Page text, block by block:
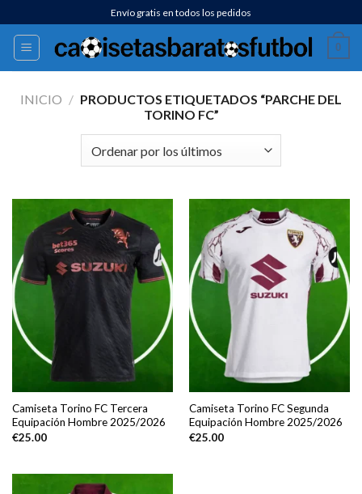
al
contenido
Envío gratis en todos los pedidos
0
INICIO / PRODUCTOS ETIQUETADOS “PARCHE DEL
TORINO FC”
Camiseta Torino FC Tercera
Equipación Hombre 2025/2026
€25.00
Camiseta Torino FC Segunda
Equipación Hombre 2025/2026
€25.00